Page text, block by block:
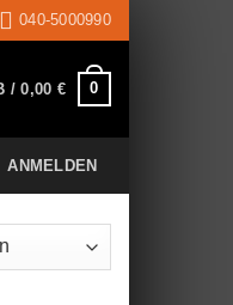
040-5000990
/0,00 € 0
ANMELDEN